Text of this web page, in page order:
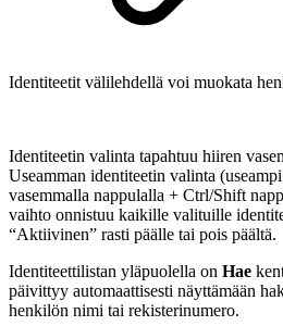
Identiteetit välilehdellä voi muokata
Identiteetin valinta tapahtuu hiiren
Useamman identiteetin valinta
vasemmalla nappulalla + Ctrl/Shift
vaihto onnistuu kaikille valituille
“Aktiivinen” rasti päälle tai pois päältä.
Identiteettilistan yläpuolella on Hae
päivittyy automaattisesti näyttämään
henkilön nimi tai rekisterinumero.